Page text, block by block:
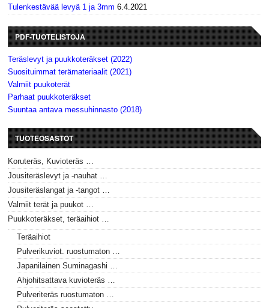
Tulenkestävää levyä 1 ja 3mm 6.4.2021
PDF-TUOTELISTOJA
Teräslevyt ja puukkoteräkset (2022)
Suosituimmat terämateriaalit (2021)
Valmiit puukoterät
Parhaat puukkoteräkset
Suuntaa antava messuhinnasto (2018)
TUOTEOSASTOT
Koruteräs, Kuvioteräs …
Jousiteräslevyt ja -nauhat …
Jousiteräslangat ja -tangot …
Valmiit terät ja puukot …
Puukkoteräkset, teräaihiot …
Teräaihiot
Pulverikuviot. ruostumaton …
Japanilainen Suminagashi …
Ahjohitsattava kuvioteräs …
Pulveriteräs ruostumaton …